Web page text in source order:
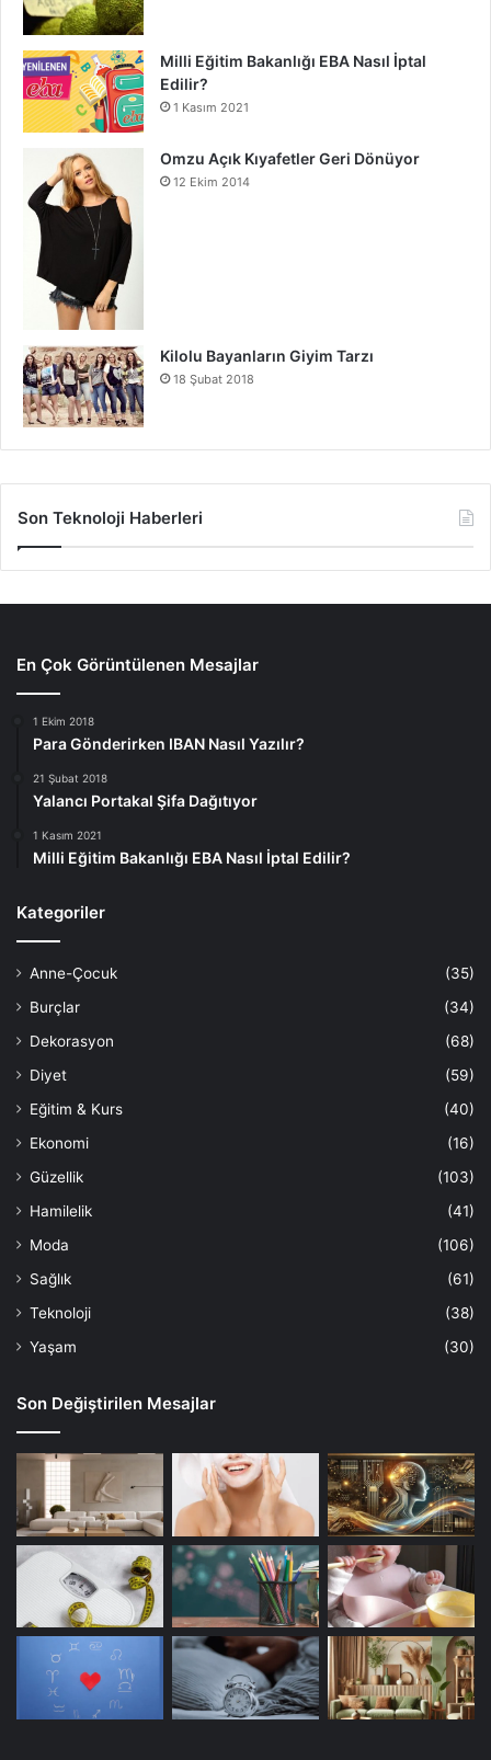
Milli Eğitim Bakanlığı EBA Nasıl İptal
Edilir?
1 Kasım 2021
Omzu Açık Kıyafetler Geri Dönüyor
12 Ekim 2014
Kilolu Bayanların Giyim Tarzı
18 Şubat 2018
Son Teknoloji Haberleri
En Çok Görüntülenen Mesajlar
1 Ekim 2018
Para Gönderirken IBAN Nasıl Yazılır?
21 Şubat 2018
Yalancı Portakal Şifa Dağıtıyor
1 Kasım 2021
Milli Eğitim Bakanlığı EBA Nasıl İptal Edilir?
Kategoriler
Anne-Çocuk
(35)
Burçlar
(34)
Dekorasyon
(68)
Diyet
(59)
Eğitim & Kurs
(40)
Ekonomi
(16)
Güzellik
(103)
Hamilelik
(41)
Moda
(106)
Sağlık
(61)
Teknoloji
(38)
Yaşam
(30)
Son Değiştirilen Mesajlar